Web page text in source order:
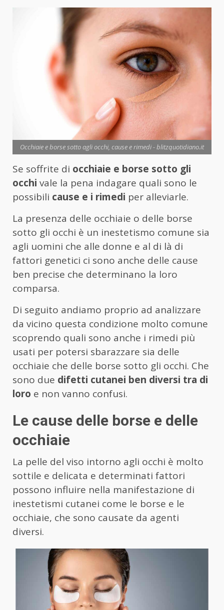
Occhiaie e borse sotto agli occhi, cause e rimedi - blitzquotidiano.it
Se soffrite di occhiaie e borse sotto gli
occhi vale la pena indagare quali sono le
possibili cause e i rimedi per alleviarle.
La presenza delle occhiaie o delle borse
sotto gli occhi è un inestetismo comune sia
agli uomini che alle donne e al di là di
fattori genetici ci sono anche delle cause
ben precise che determinano la loro
comparsa.
Di seguito andiamo proprio ad analizzare
da vicino questa condizione molto comune
scoprendo quali sono anche i rimedi più
usati per potersi sbarazzare sia delle
occhiaie che delle borse sotto gli occhi. Che
sono due difetti cutanei ben diversi tra di
loro e non vanno confusi.
Le cause delle borse e delle
occhiaie
La pelle del viso intorno agli occhi è molto
sottile e delicata e determinati fattori
possono influire nella manifestazione di
inestetismi cutanei come le borse e le
occhiaie, che sono causate da agenti
diversi.